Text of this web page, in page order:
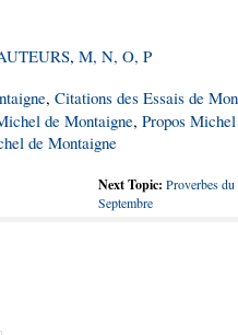
, M, N, O, P
, Citations des Essais de
de Montaigne, Propos
de Montaigne
Next Topic: Proverbes
Septembre